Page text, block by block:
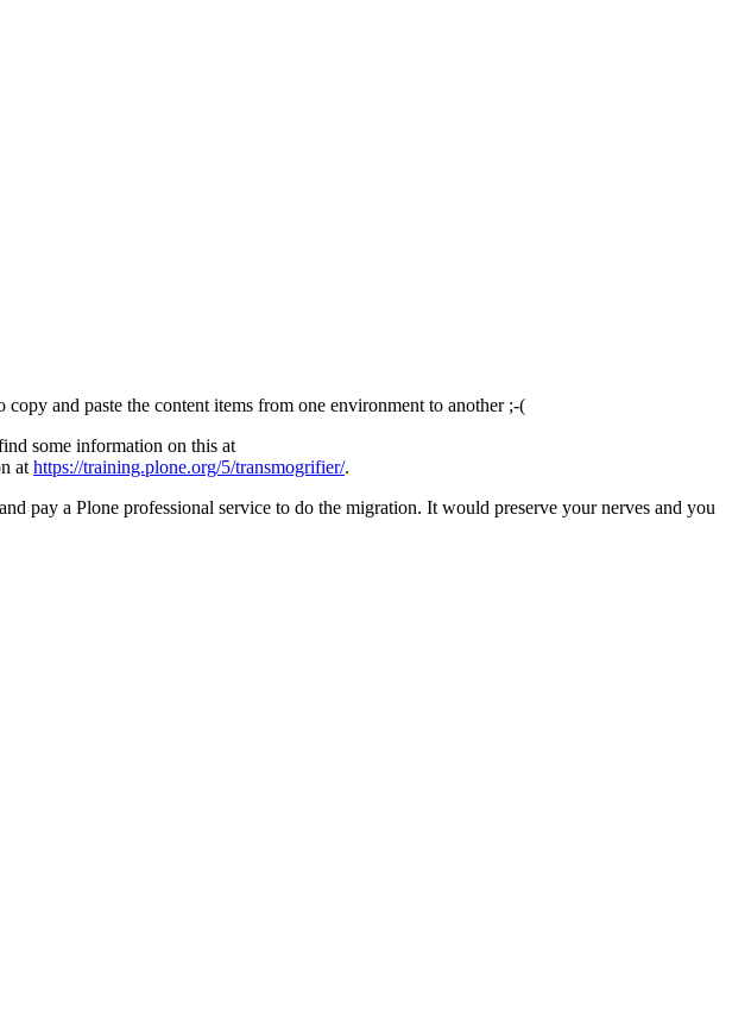
and paste the content items from one environment to another ;-(
some information on this at
at https://training.plone.org/5/transmogrifier/.
pay a Plone professional service to do the migration. It would preserve your nerves and you